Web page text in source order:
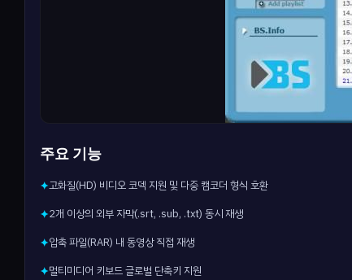
주요 기능
✦고화질(HD) 비디오 코덱 지원 및 다중 캠코더 형식 호환
✦2개 이상의 외부 자막(.srt, .sub, .txt) 동시 재생
✦압축 파일(RAR) 내 동영상 직접 재생
✦멀티미디어 키보드 글로벌 단축키 지원